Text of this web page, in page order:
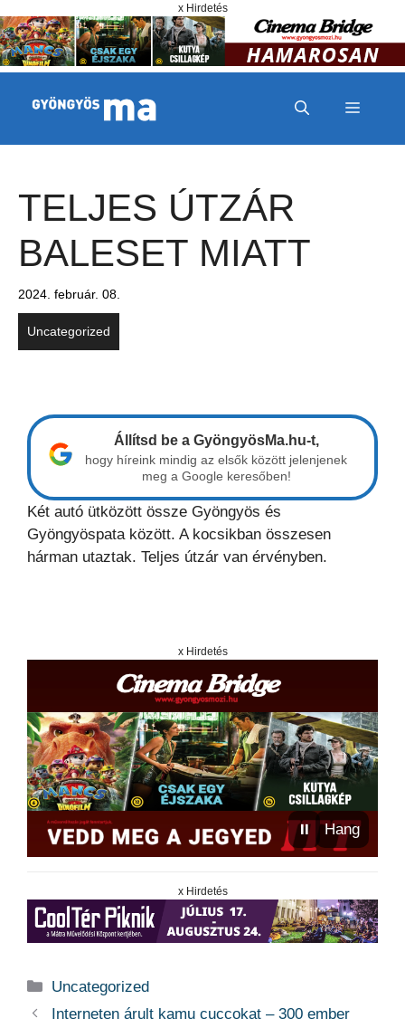
x Hirdetés
MENÜ
TELJES ÚTZÁR
BALESET MIATT
2024. február. 08.
Uncategorized
Állítsd be a GyöngyösMa.hu-t,
hogy híreink mindig az elsők között jelenjenek
meg a Google keresőben!
Két autó ütközött össze Gyöngyös és
Gyöngyöspata között. A kocsikban összesen
hárman utaztak. Teljes útzár van érvényben.
x Hirdetés
⏸ Hang
x Hirdetés
Kategória
Uncategorized
Interneten árult kamu cuccokat – 300 ember